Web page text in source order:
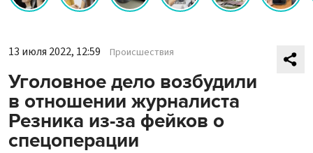
13 июля 2022, 12:59 Происшествия
Уголовное дело возбудили
в отношении журналиста
Резника из-за фейков о
спецоперации